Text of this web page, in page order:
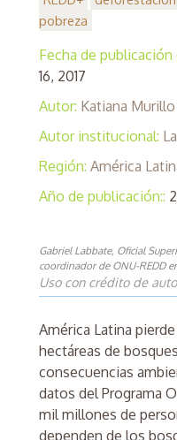
pobreza
Fecha de
16, 2017
Autor: Katiana Murillo
Autor institucional:
Región: América
Año de publicación::
Gabriel Labbate, Oficial
coordinador de ONU-REDD
Uso con crédito de
América Latina
hectáreas de
consecuencias
datos del Programa
mil millones de
dependen de los